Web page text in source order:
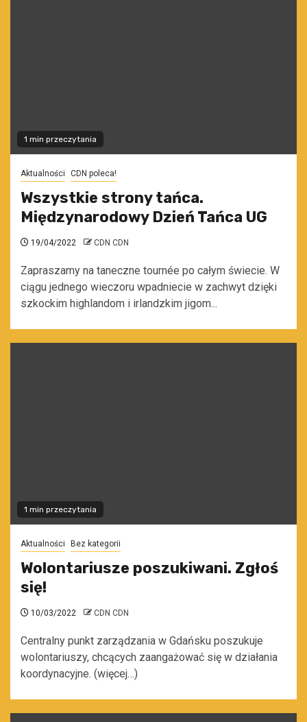
1 min przeczytania
Aktualności CDN poleca!
Wszystkie strony tańca.
Międzynarodowy Dzień Tańca UG
19/04/2022 CDN CDN
Zapraszamy na taneczne tournée po całym świecie. W
ciągu jednego wieczoru wpadniecie w zachwyt dzięki
szkockim highlandom i irlandzkim jigom...
1 min przeczytania
Aktualności Bez kategorii
Wolontariusze poszukiwani. Zgłoś
się!
10/03/2022 CDN CDN
Centralny punkt zarządzania w Gdańsku poszukuje
wolontariuszy, chcących zaangażować się w działania
koordynacyjne. (więcej…)